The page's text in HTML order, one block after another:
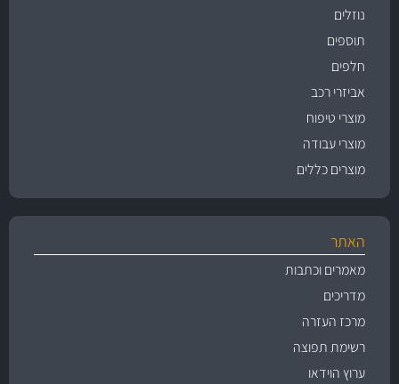
נוזלים
תוספים
חלפים
אביזרי רכב
מוצרי טיפוח
מוצרי עבודה
מוצרים כללים
האתר
מאמרים וכתבות
מדריכים
מרכז העזרה
רשימת תפוצה
ערוץ הוידאו